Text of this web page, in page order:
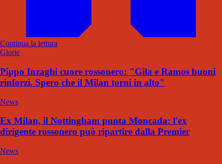
Continua la lettura
Glorie
Pippo Inzaghi cuore rossonero: "Gila e Ramos buoni
rinforzi. Spero che il Milan torni in alto"
News
Ex Milan, il Nottingham punta Moncada: l'ex
dirigente rossonero può ripartire dalla Premier
News